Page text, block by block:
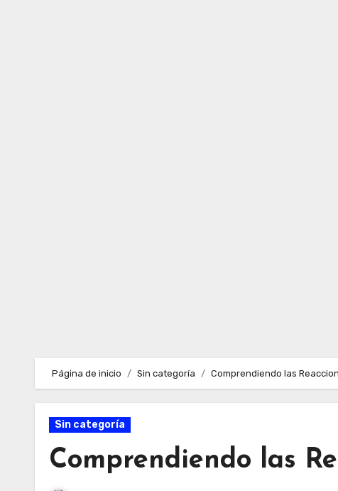
Página de inicio Sin categoría Comprendiendo las
Sin categoría
Comprendiendo las